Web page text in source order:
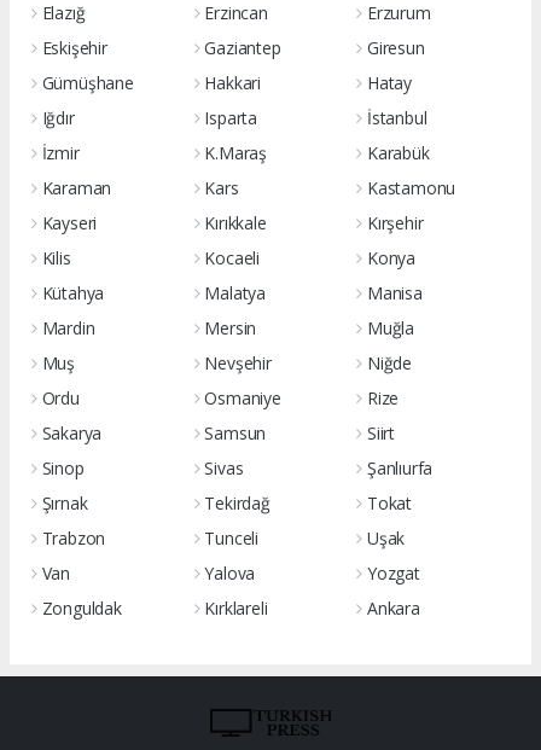
Elazığ
Erzincan
Erzurum
Eskişehir
Gaziantep
Giresun
Gümüşhane
Hakkari
Hatay
Iğdır
Isparta
İstanbul
İzmir
K.Maraş
Karabük
Karaman
Kars
Kastamonu
Kayseri
Kırıkkale
Kırşehir
Kilis
Kocaeli
Konya
Kütahya
Malatya
Manisa
Mardin
Mersin
Muğla
Muş
Nevşehir
Niğde
Ordu
Osmaniye
Rize
Sakarya
Samsun
Siirt
Sinop
Sivas
Şanlıurfa
Şırnak
Tekirdağ
Tokat
Trabzon
Tunceli
Uşak
Van
Yalova
Yozgat
Zonguldak
Kırklareli Ankara